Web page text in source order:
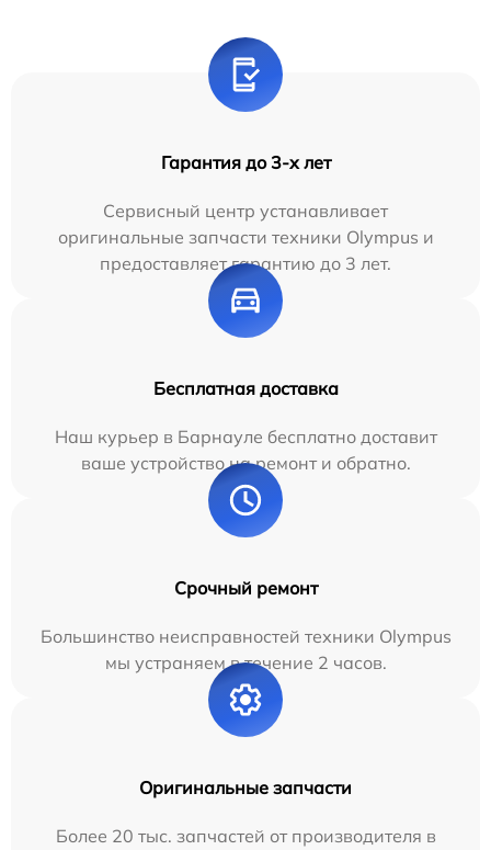
Гарантия до 3-х лет
Сервисный центр устанавливает
оригинальные запчасти техники Olympus и
предоставляет гарантию до 3 лет.
Бесплатная доставка
Наш курьер в Барнауле бесплатно доставит
ваше устройство на ремонт и обратно.
Срочный ремонт
Большинство неисправностей техники Olympus
мы устраняем в течение 2 часов.
Оригинальные запчасти
Более 20 тыс. запчастей от производителя в